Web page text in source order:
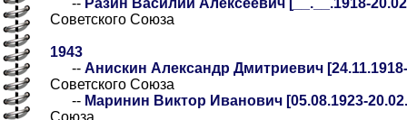
-- Разин Василий Алексеевич [__.__.1918-
Советского Союза
1943
-- Анискин Александр Дмитриевич
Советского Союза
-- Маринин Виктор Иванович [05.08.1923-